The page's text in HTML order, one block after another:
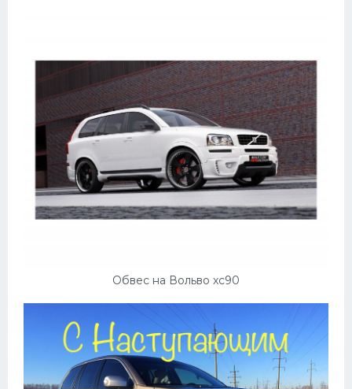
Обвес на Вольво xc90
Мотоциклы
Додж
Эмблемы
Спецтехника